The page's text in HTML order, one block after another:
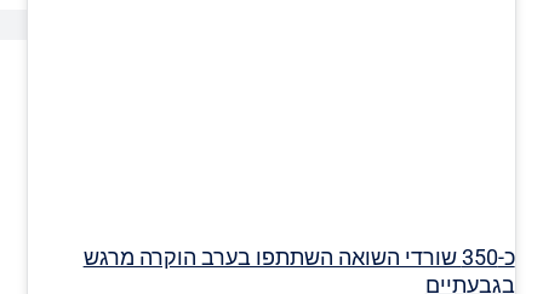
כ-350 שורדי השואה השתתפו בערב הוקרה מרגש
בגבעתיים